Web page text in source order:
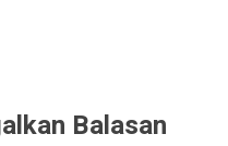
Balasan